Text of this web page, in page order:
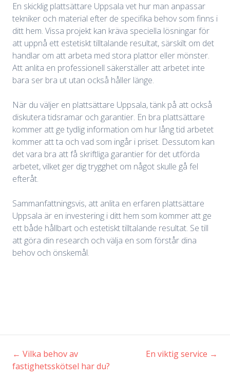
En skicklig plattsättare Uppsala vet hur man anpassar
tekniker och material efter de specifika behov som finns i
ditt hem. Vissa projekt kan kräva speciella lösningar för
att uppnå ett estetiskt tilltalande resultat, särskilt om det
handlar om att arbeta med stora plattor eller mönster.
Att anlita en professionell säkerställer att arbetet inte
bara ser bra ut utan också håller länge.
När du väljer en plattsättare Uppsala, tänk på att också
diskutera tidsramar och garantier. En bra plattsättare
kommer att ge tydlig information om hur lång tid arbetet
kommer att ta och vad som ingår i priset. Dessutom kan
det vara bra att få skriftliga garantier för det utförda
arbetet, vilket ger dig trygghet om något skulle gå fel
efteråt.
Sammanfattningsvis, att anlita en erfaren plattsättare
Uppsala är en investering i ditt hem som kommer att ge
ett både hållbart och estetiskt tilltalande resultat. Se till
att göra din research och välja en som förstår dina
behov och önskemål.
Inläggsnavigering
← Vilka behov av
fastighetsskötsel har du?
En viktig service →